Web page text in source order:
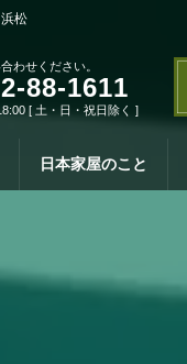
松
わせください。
88-1611
[ 土・日・祝日除く ]
日本家屋のこと